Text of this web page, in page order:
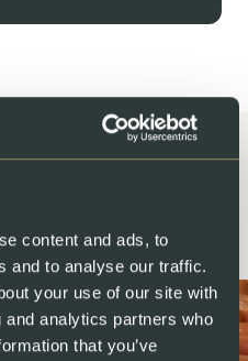
content and ads, to
and to analyse our traffic.
your use of our site with
analytics partners who
that you’ve
public et les